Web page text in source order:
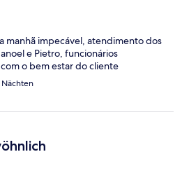
manhã impecável, atendimento dos
e Pietro, funcionários
o bem estar do cliente